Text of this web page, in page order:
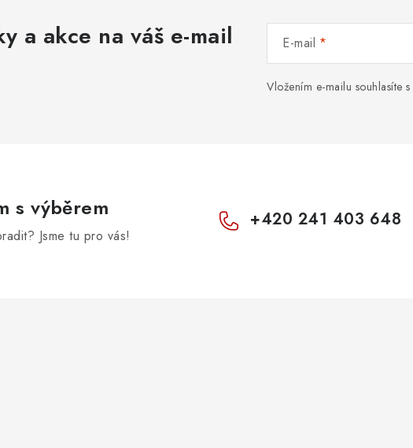
a akce na váš e-mail E-mail
Vložením e-mailu souhlasíte s
s výběrem
Jsme tu pro vás!
+420 241 403 648